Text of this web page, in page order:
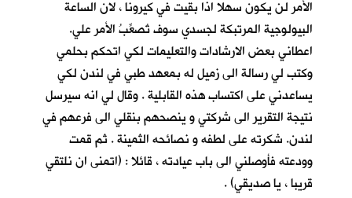
الأمر لن يكون سهلا اذا بقيت في كيرونا ، لان الساعة
البيولوجية المرتبكة لجسدي سوف تُصعِّبُ الأمر علي.
اعطاني بعض الارشادات والتعليمات لكي اتحكم بحلمي
وكتب لي رسالة الى زميل له بمعهد طبي في لندن لكي
يساعدني على اكتساب هذه القابلية . وقال لي انه سيرسل
نتيجة التقرير الى شركتي و ينصحهم بنقلي الى فرعهم في
لندن. شكرته على لطفه و نصائحه الثمينة . ثم قمت
وودعته فأوصلني الى باب عيادته ، قائلا : (اتمنى ان نلتقي
قريبا ، يا صديقي) .